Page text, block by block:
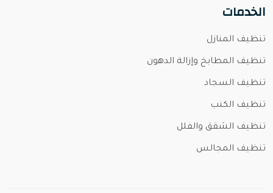
الخدمات
تنظيف المنازل
تنظيف المطابخ وإزالة الدهون
تنظيف السجاد
تنظيف الكنب
تنظيف الشقق والفلل
تنظيف المجالس